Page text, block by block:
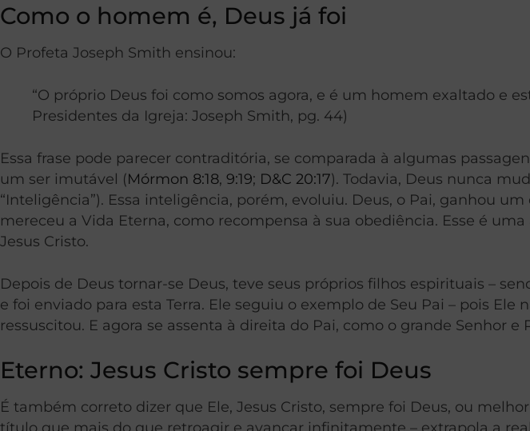
Como o homem é, Deus já foi
O Profeta Joseph Smith ensinou:
“O próprio Deus foi como somos agora, e é um homem exaltado e
Presidentes da Igreja: Joseph Smith, pg. 44)
Essa frase pode parecer contraditória, se comparada à algumas
um ser imutável (Mórmon 8:18, 9:19; D&C 20:17). Todavia, Deus nunca
“Inteligência”). Essa inteligência, porém, evoluiu. Deus, o Pai, ganhou
mereceu a Vida Eterna, como recompensa à sua obediência. Esse é
Jesus Cristo.
Depois de Deus tornar-se Deus, teve seus próprios filhos espirituais –
e foi enviado para esta Terra. Ele seguiu o exemplo de Seu Pai – pois Ele
ressuscitou. E agora se assenta à direita do Pai, como o grande Senhor e
Eterno: Jesus Cristo sempre foi Deus
É também correto dizer que Ele, Jesus Cristo, sempre foi Deus, ou